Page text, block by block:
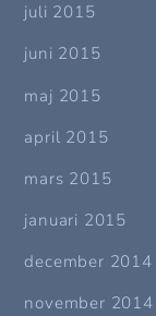
juli 2015
juni 2015
maj 2015
april 2015
mars 2015
januari 2015
december 2014
november 2014